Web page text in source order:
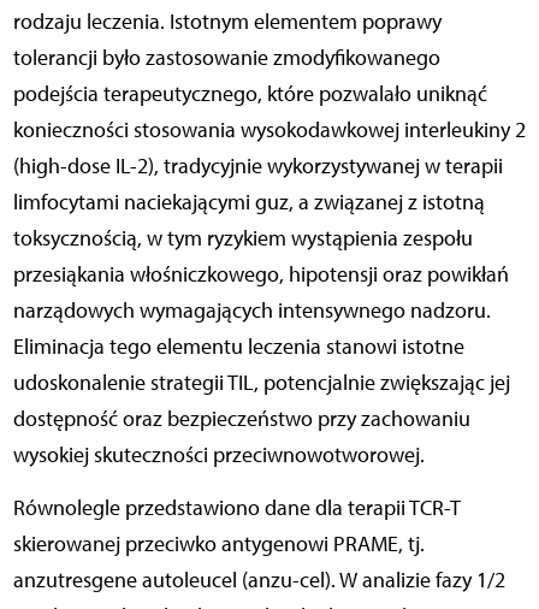
rodzaju leczenia. Istotnym elementem poprawy
tolerancji było zastosowanie zmodyfikowanego
podejścia terapeutycznego, które pozwalało uniknąć
konieczności stosowania wysokodawkowej interleukiny 2
(high-dose IL-2), tradycyjnie wykorzystywanej w terapii
limfocytami naciekającymi guz, a związanej z istotną
toksycznością, w tym ryzykiem wystąpienia zespołu
przesiąkania włośniczkowego, hipotensji oraz powikłań
narządowych wymagających intensywnego nadzoru.
Eliminacja tego elementu leczenia stanowi istotne
udoskonalenie strategii TIL, potencjalnie zwiększając jej
dostępność oraz bezpieczeństwo przy zachowaniu
wysokiej skuteczności przeciwnowotworowej.
Równolegle przedstawiono dane dla terapii TCR-T
skierowanej przeciwko antygenowi PRAME, tj.
anzutresgene autoleucel (anzu-cel). W analizie fazy 1/2